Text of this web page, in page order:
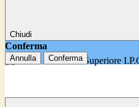
Chiudi
Conferma
Annulla Conferma